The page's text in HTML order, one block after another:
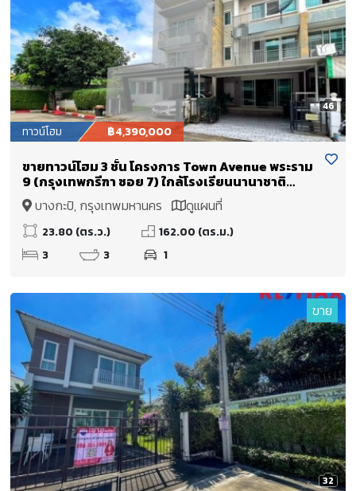
46
ทาวน์โฮม ฿4,390,000
ขายทาวน์โฮม 3 ชั้น โครงการ Town Avenue พระราม
9 (กรุงเทพกรีฑา ซอย 7) ใกล้โรงเรียนนานาชาติ
เวลลิงตัน และ โรงเรียนนานาชาติไบรท์ตัน คอลเลจ
บางกะปิ, กรุงเทพมหานคร ดูแผนที่
23.80 (ตร.ว.)
162.00 (ตร.ม.)
3
3 1
32
ขาย